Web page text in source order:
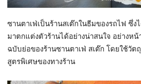
ซานตาเฟ่เป็นร้านสเต๊กในธีมของรถไฟ ซึ่ง
มาตกแต่งตัวร้านได้อย่างน่าสนใจ อย่างหน้
ฉบับย่อของร้านซานตาเฟ่ สเต๊ก โดยใช้วั
สูตรพิเศษของทางร้าน